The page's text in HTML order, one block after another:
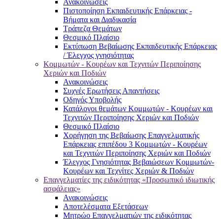
Ανακοινώσεις
Πιστοποίηση Εκπαιδευτικής Επάρκειας -
Βήματα και Διαδικασία
Τράπεζα Θεμάτων
Θεσμικό Πλαίσιο
Εκτύπωση Βεβαίωσης Εκπαιδευτικής Επάρκειας
/ Έλεγχος γνησιότητας
Κομμωτών - Κουρέων και Τεχνιτών Περιποίησης
Χεριών και Ποδιών
Ανακοινώσεις
Συχνές Ερωτήσεις Απαντήσεις
Οδηγός Υποβολής
Κατάλογοι θεμάτων Κομμωτών - Κουρέων και
Τεχνιτών Περιποίησης Χεριών και Ποδιών
Θεσμικό Πλαίσιο
Χορήγηση της Βεβαίωσης Επαγγελματικής
Επάρκειας επιπέδου 3 Κομμωτών - Κουρέων
και Τεχνιτών Περιποίησης Χεριών και Ποδιών
Έλεγχος Γνησιότητας Βεβαιώσεων Κομμωτών-
Κουρέων και Τεχνίτες Χεριών & Ποδιών
Επαγγελματίες της ειδικότητας «Προσωπικό ιδιωτικής
ασφάλειας»
Ανακοινώσεις
Αποτελέσματα Εξετάσεων
Μητρώο Επαγγελματιών της ειδικότητας